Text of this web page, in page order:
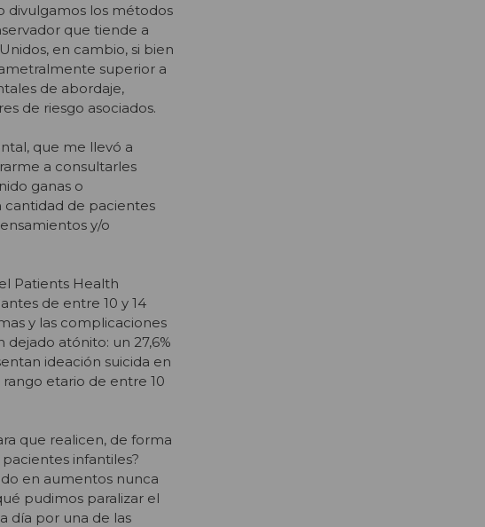
divulgamos los métodos
que tiende a
en cambio, si bien
superior a
de abordaje,
de riesgo asociados.
que me llevó a
a consultarles
ganas o
cantidad de pacientes
y/o
Patients Health
de entre 10 y 14
y las complicaciones
atónito: un 27,6%
ideación suicida en
etario de entre 10
que realicen, de forma
infantiles?
en aumentos nunca
pudimos paralizar el
día por una de las